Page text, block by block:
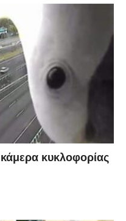
κυκλοφορίας